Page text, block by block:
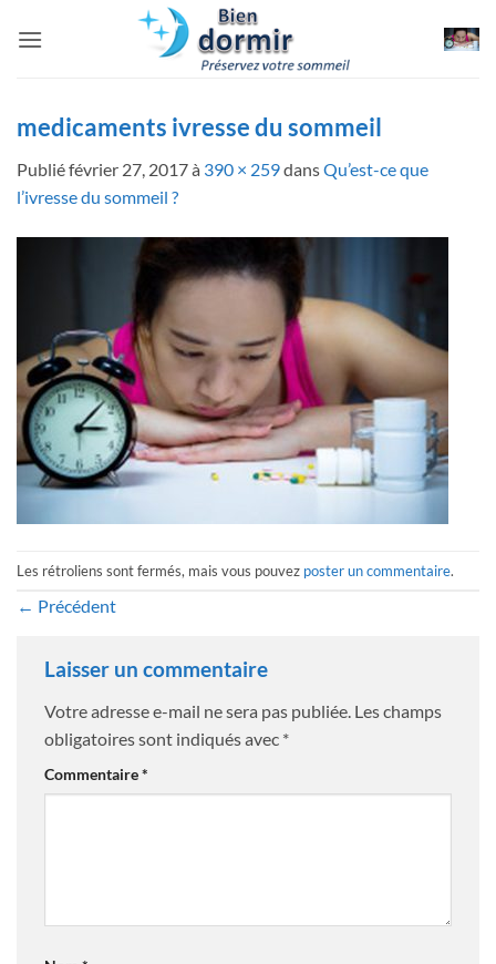
medicaments ivresse du sommeil
Publiéfévrier 27, 2017à 390 × 259dansQu’est-ce que
l’ivresse du sommeil ?
Les rétroliens sont fermés, mais vous pouvez poster un commentaire.
← Précédent
Laisser un commentaire
Votre adresse e-mail ne sera pas publiée. Les champs
obligatoires sont indiqués avec *
Commentaire*